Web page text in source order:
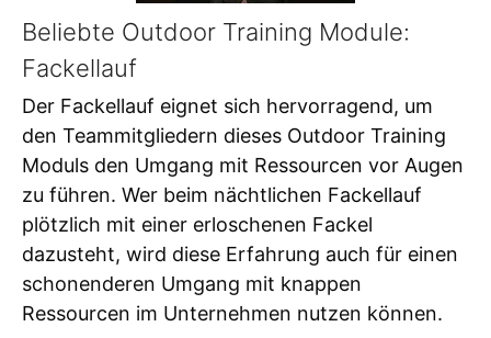
Beliebte Outdoor Training Module:
Fackellauf
Der Fackellauf eignet sich hervorragend, um
den Teammitgliedern dieses Outdoor Training
Moduls den Umgang mit Ressourcen vor Augen
zu führen. Wer beim nächtlichen Fackellauf
plötzlich mit einer erloschenen Fackel
dazusteht, wird diese Erfahrung auch für einen
schonenderen Umgang mit knappen
Ressourcen im Unternehmen nutzen können.